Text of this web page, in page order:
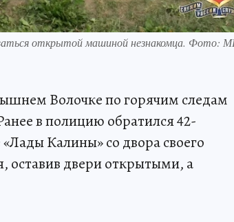
открытой машиной незнакомца. Фото:
Волочке по горячим следам
в полицию обратился 42-
Калины» со двора своего
оставив двери открытыми, а